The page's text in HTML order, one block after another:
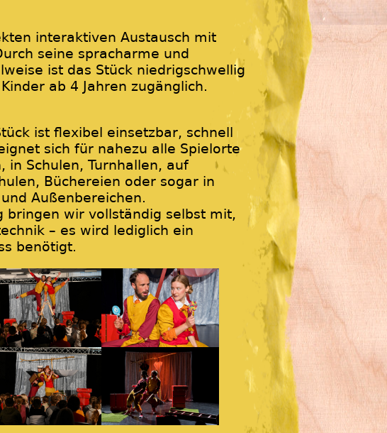
interaktiven Austausch mit
seine spracharme und
ist das Stück niedrigschwellig
ab 4 Jahren zugänglich.
ist flexibel einsetzbar, schnell
sich für nahezu alle Spielorte
in Schulen, Turnhallen, auf
Büchereien oder sogar in
Außenbereichen.
bringen wir vollständig selbst mit,
– es wird lediglich ein
benötigt.